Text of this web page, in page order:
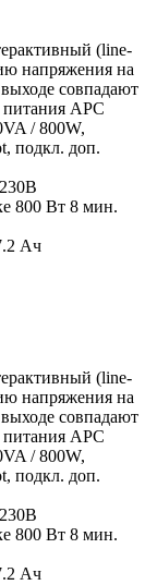
(line-
напряжения на
совпадают
APC
/ 800W,
подкл. доп.
230В
800 Вт 8 мин.
Ач
(line-
напряжения на
совпадают
APC
/ 800W,
подкл. доп.
230В
800 Вт 8 мин.
Ач